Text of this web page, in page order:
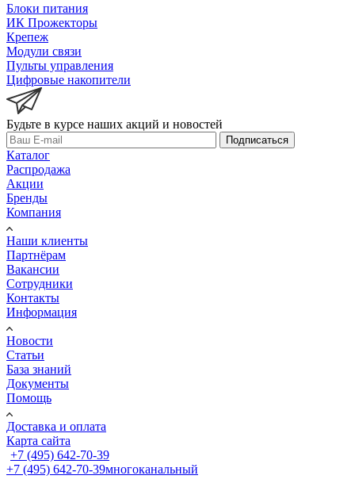
Блоки питания
ИК Прожекторы
Крепеж
Модули связи
Пульты управления
Цифровые накопители
Будьте в курсе наших акций и новостей
Подписаться
Каталог
Распродажа
Акции
Бренды
Компания
Наши клиенты
Партнёрам
Вакансии
Сотрудники
Контакты
Информация
Новости
Статьи
База знаний
Документы
Помощь
Доставка и оплата
Карта сайта
+7 (495) 642-70-39
+7 (495) 642-70-39многоканальный